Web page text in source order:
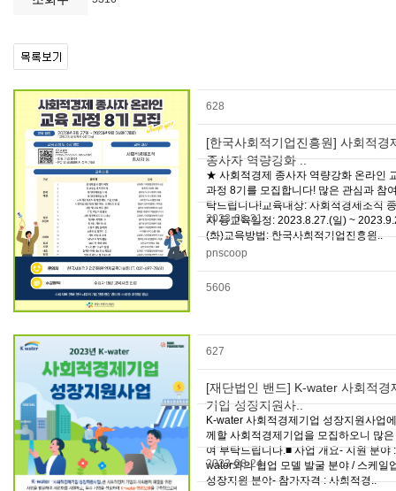
628
[한국사회적기업진흥원] 사회적경
종사자 역량강화 ..
★ 사회적경제 종사자 역량강화 온라인
과정 8기를 모집합니다! 많은 관심과 참
탁드립니다!교육대상: 사회적경제조직
자 등교육일정: 2023.8.27.(일) ~
(화)교육방법: 한국사회적기업진흥원..
2023-08-31
pnscoop
5606
627
[재단법인 밴드] K-water 사회적경
기업 성장지원사..
K-water 사회적경제기업 성장지원사업
께할 사회적경제기업을 모집하오니 많은
여 부탁드립니다.■ 사업 개요- 지원 분야
water와의 협업 모델 발굴 분야 / 스케일
성장지원 분야- 참가자격 : 사회적경..
2023-08-24